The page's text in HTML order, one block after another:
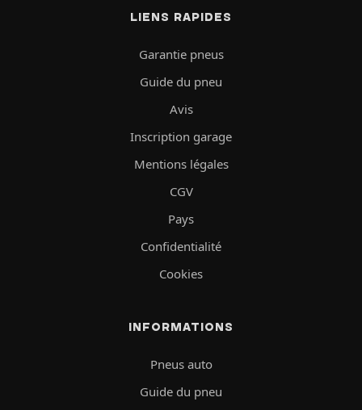
LIENS RAPIDES
Garantie pneus
Guide du pneu
Avis
Inscription garage
Mentions légales
CGV
Pays
Confidentialité
Cookies
INFORMATIONS
Pneus auto
Guide du pneu